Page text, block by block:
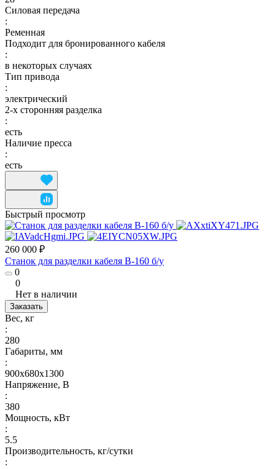
Силовая передача
:
Ременная
Подходит для бронированного кабеля
:
в некоторых случаях
Тип привода
:
электрический
2-х сторонняя разделка
:
есть
Наличие пресса
:
есть
Быстрый просмотр
260 000 ₽
Станок для разделки кабеля B-160 б/у
0
0
Нет в наличии
Заказать
Вес, кг
:
280
Габариты, мм
:
900х680х1300
Напряжение, В
:
380
Мощность, кВт
:
5.5
Производительность, кг/сутки
: